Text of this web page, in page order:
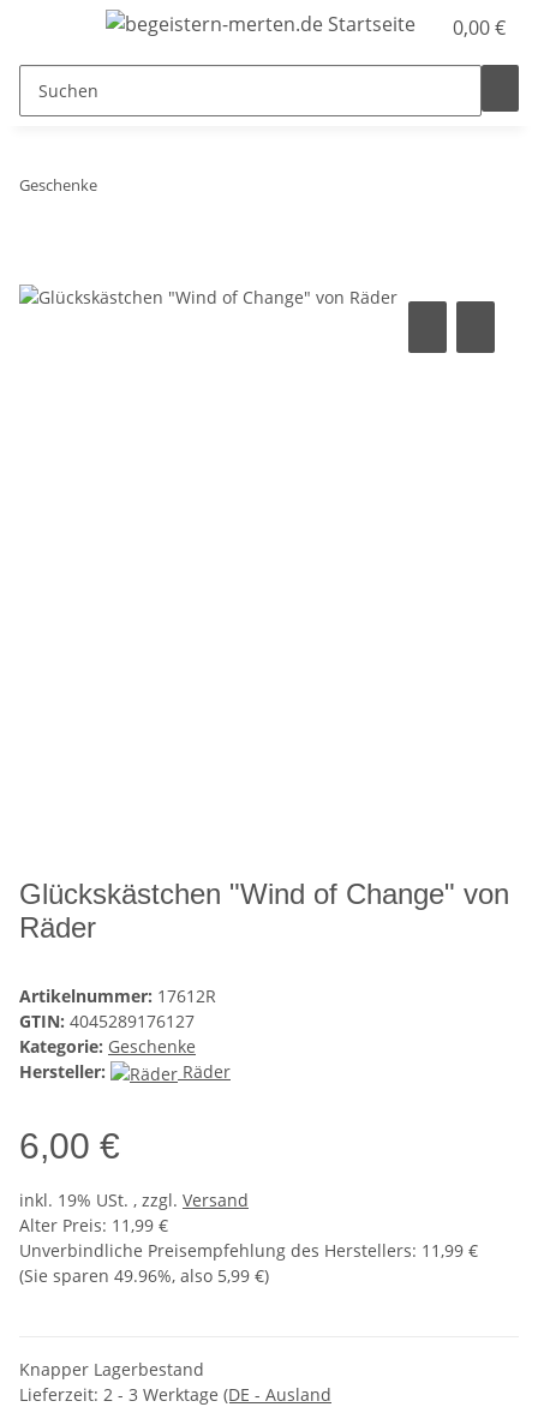
0,00 €
Geschenke
Glückskästchen "Wind of Change" von
Räder
Artikelnummer: 17612R
GTIN: 4045289176127
Kategorie: Geschenke
Hersteller:
Räder
6,00 €
inkl. 19% USt. , zzgl. Versand
Alter Preis: 11,99 €
Unverbindliche Preisempfehlung des Herstellers: 11,99 €
(Sie sparen 49.96%, also 5,99 €)
Knapper Lagerbestand
Lieferzeit: 2 - 3 Werktage (DE - Ausland